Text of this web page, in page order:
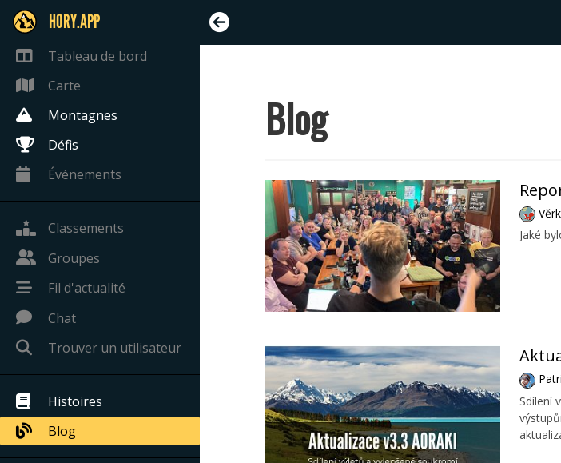
HORY.APP
Tableau de bord
Carte
Montagnes
Défis
Événements
Classements
Groupes
Fil d'actualité
Chat
Trouver un utilisateur
Histoires
Blog
Blog
Jaké
Sdílení